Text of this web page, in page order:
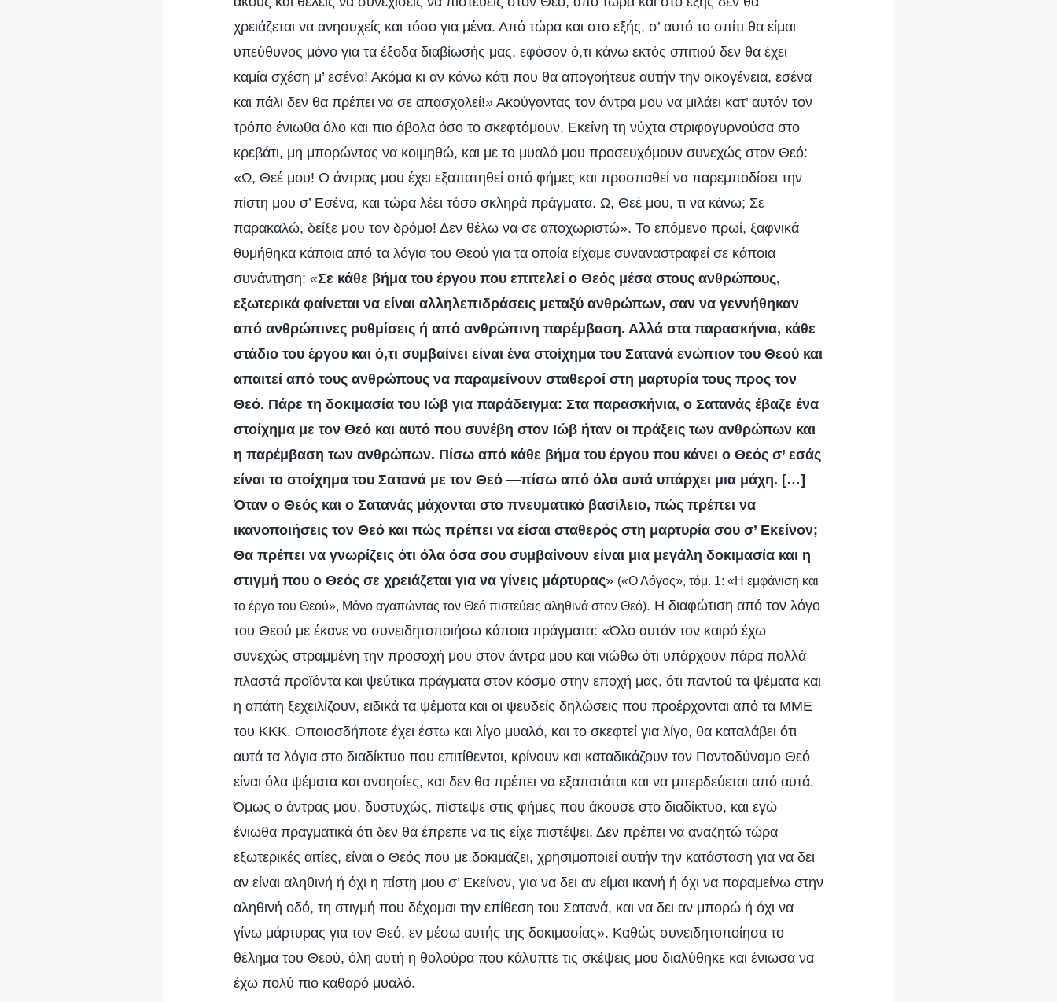
χρειάζεται να ανησυχείς και τόσο για μένα. Από τώρα και στο εξής, σ’ αυτό το σπίτι θα είμαι
υπεύθυνος μόνο για τα έξοδα διαβίωσής μας, εφόσον ό,τι κάνω εκτός σπιτιού δεν θα έχει
καμία σχέση μ’ εσένα! Ακόμα κι αν κάνω κάτι που θα απογοήτευε αυτήν την οικογένεια, εσένα
και πάλι δεν θα πρέπει να σε απασχολεί!» Ακούγοντας τον άντρα μου να μιλάει κατ’ αυτόν τον
τρόπο ένιωθα όλο και πιο άβολα όσο το σκεφτόμουν. Εκείνη τη νύχτα στριφογυρνούσα στο
κρεβάτι, μη μπορώντας να κοιμηθώ, και με το μυαλό μου προσευχόμουν συνεχώς στον Θεό:
«Ω, Θεέ μου! Ο άντρας μου έχει εξαπατηθεί από φήμες και προσπαθεί να παρεμποδίσει την
πίστη μου σ’ Εσένα, και τώρα λέει τόσο σκληρά πράγματα. Ω, Θεέ μου, τι να κάνω; Σε
παρακαλώ, δείξε μου τον δρόμο! Δεν θέλω να σε αποχωριστώ». Το επόμενο πρωί, ξαφνικά
θυμήθηκα κάποια από τα λόγια του Θεού για τα οποία είχαμε συναναστραφεί σε κάποια
συνάντηση: «Σε κάθε βήμα του έργου που επιτελεί ο Θεός μέσα στους ανθρώπους,
εξωτερικά φαίνεται να είναι αλληλεπιδράσεις μεταξύ ανθρώπων, σαν να γεννήθηκαν
από ανθρώπινες ρυθμίσεις ή από ανθρώπινη παρέμβαση. Αλλά στα παρασκήνια, κάθε
στάδιο του έργου και ό,τι συμβαίνει είναι ένα στοίχημα του Σατανά ενώπιον του Θεού και
απαιτεί από τους ανθρώπους να παραμείνουν σταθεροί στη μαρτυρία τους προς τον
Θεό. Πάρε τη δοκιμασία του Ιώβ για παράδειγμα: Στα παρασκήνια, ο Σατανάς έβαζε ένα
στοίχημα με τον Θεό και αυτό που συνέβη στον Ιώβ ήταν οι πράξεις των ανθρώπων και
η παρέμβαση των ανθρώπων. Πίσω από κάθε βήμα του έργου που κάνει ο Θεός σ’ εσάς
είναι το στοίχημα του Σατανά με τον Θεό —πίσω από όλα αυτά υπάρχει μια μάχη. […]
Όταν ο Θεός και ο Σατανάς μάχονται στο πνευματικό βασίλειο, πώς πρέπει να
ικανοποιήσεις τον Θεό και πώς πρέπει να είσαι σταθερός στη μαρτυρία σου σ’ Εκείνον;
Θα πρέπει να γνωρίζεις ότι όλα όσα σου συμβαίνουν είναι μια μεγάλη δοκιμασία και η
στιγμή που ο Θεός σε χρειάζεται για να γίνεις μάρτυρας» («Ο Λόγος», τόμ. 1: «Η εμφάνιση και
το έργο του Θεού», Μόνο αγαπώντας τον Θεό πιστεύεις αληθινά στον Θεό). Η διαφώτιση από τον λόγο
του Θεού με έκανε να συνειδητοποιήσω κάποια πράγματα: «Όλο αυτόν τον καιρό έχω
συνεχώς στραμμένη την προσοχή μου στον άντρα μου και νιώθω ότι υπάρχουν πάρα πολλά
πλαστά προϊόντα και ψεύτικα πράγματα στον κόσμο στην εποχή μας, ότι παντού τα ψέματα και
η απάτη ξεχειλίζουν, ειδικά τα ψέματα και οι ψευδείς δηλώσεις που προέρχονται από τα ΜΜΕ
του ΚΚΚ. Οποιοσδήποτε έχει έστω και λίγο μυαλό, και το σκεφτεί για λίγο, θα καταλάβει ότι
αυτά τα λόγια στο διαδίκτυο που επιτίθενται, κρίνουν και καταδικάζουν τον Παντοδύναμο Θεό
είναι όλα ψέματα και ανοησίες, και δεν θα πρέπει να εξαπατάται και να μπερδεύεται από αυτά.
Όμως ο άντρας μου, δυστυχώς, πίστεψε στις φήμες που άκουσε στο διαδίκτυο, και εγώ
ένιωθα πραγματικά ότι δεν θα έπρεπε να τις είχε πιστέψει. Δεν πρέπει να αναζητώ τώρα
εξωτερικές αιτίες, είναι ο Θεός που με δοκιμάζει, χρησιμοποιεί αυτήν την κατάσταση για να δει
αν είναι αληθινή ή όχι η πίστη μου σ’ Εκείνον, για να δει αν είμαι ικανή ή όχι να παραμείνω στην
αληθινή οδό, τη στιγμή που δέχομαι την επίθεση του Σατανά, και να δει αν μπορώ ή όχι να
γίνω μάρτυρας για τον Θεό, εν μέσω αυτής της δοκιμασίας». Καθώς συνειδητοποίησα το
θέλημα του Θεού, όλη αυτή η θολούρα που κάλυπτε τις σκέψεις μου διαλύθηκε και ένιωσα να
έχω πολύ πιο καθαρό μυαλό.